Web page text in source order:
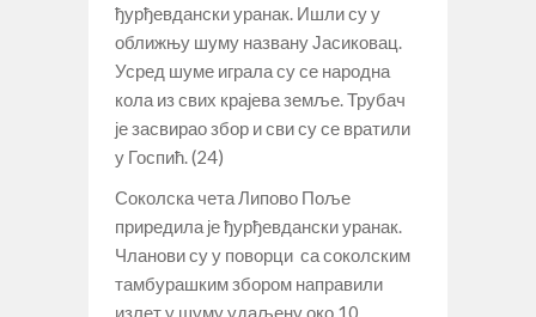
ђурђевдански уранак. Ишли су у
оближњу шуму названу Јасиковац.
Усред шуме играла су се народна
кола из свих крајева земље. Трубач
је засвирао збор и сви су се вратили
у Госпић. (24)
Соколска чета Липово Поље
приредила је ђурђевдански уранак.
Чланови су у поворци са соколским
тамбурашким збором направили
излет у шуму удаљену око 10